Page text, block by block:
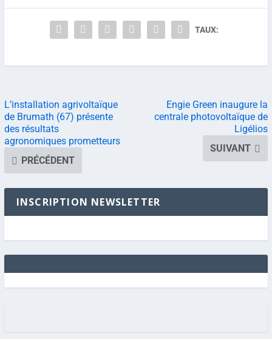
TAUX:
L’installation agrivoltaïque
de Brumath (67) présente
des résultats
agronomiques prometteurs
PRÉCÉDENT
Engie Green inaugure la
centrale photovoltaïque de
Ligélios
SUIVANT
INSCRIPTION NEWSLETTER